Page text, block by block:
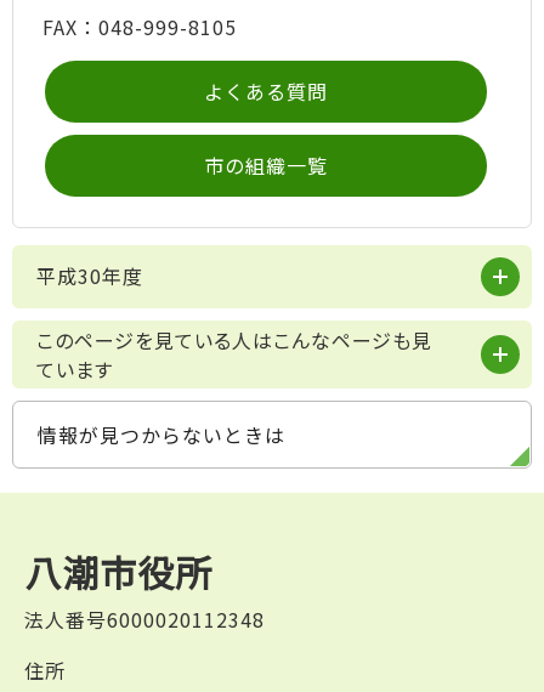
FAX：048-999-8105
よくある質問
市の組織一覧
平成30年度
このページを見ている人はこんなページも見
ています
情報が見つからないときは
八潮市役所
法人番号6000020112348
住所